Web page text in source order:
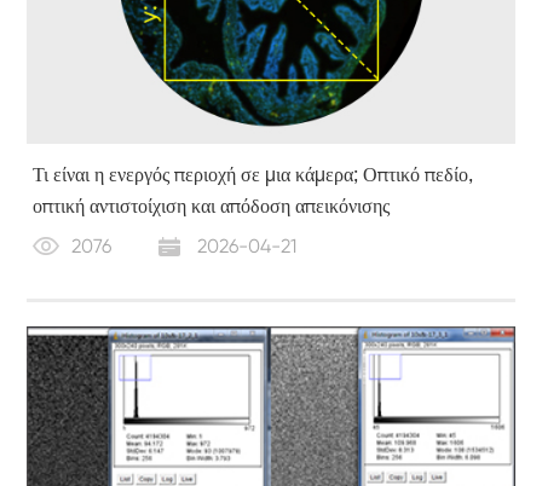
Τι είναι η ενεργός περιοχή σε μια κάμερα; Οπτικό πεδίο,
οπτική αντιστοίχιση και απόδοση απεικόνισης
2076 2026-04-21